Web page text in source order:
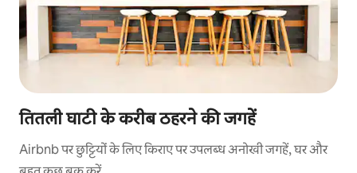
तितली घाटी के करीब ठहरने की जगहें
Airbnb पर छुट्टियों के लिए किराए पर उपलब्ध अनोखी जगहें, घर और